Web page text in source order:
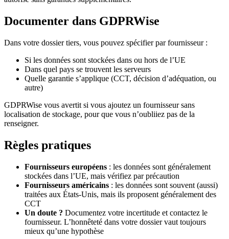
Documenter dans GDPRWise
Dans votre dossier tiers, vous pouvez spécifier par fournisseur :
Si les données sont stockées dans ou hors de l’UE
Dans quel pays se trouvent les serveurs
Quelle garantie s’applique (CCT, décision d’adéquation, ou
autre)
GDPRWise vous avertit si vous ajoutez un fournisseur sans
localisation de stockage, pour que vous n’oubliiez pas de la
renseigner.
Règles pratiques
Fournisseurs européens : les données sont généralement
stockées dans l’UE, mais vérifiez par précaution
Fournisseurs américains : les données sont souvent (aussi)
traitées aux États-Unis, mais ils proposent généralement des
CCT
Un doute ? Documentez votre incertitude et contactez le
fournisseur. L’honnêteté dans votre dossier vaut toujours
mieux qu’une hypothèse